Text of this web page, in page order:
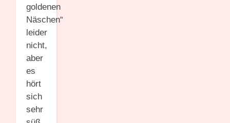
goldenen
Näschen“
leider
nicht,
aber
es
hört
sich
sehr